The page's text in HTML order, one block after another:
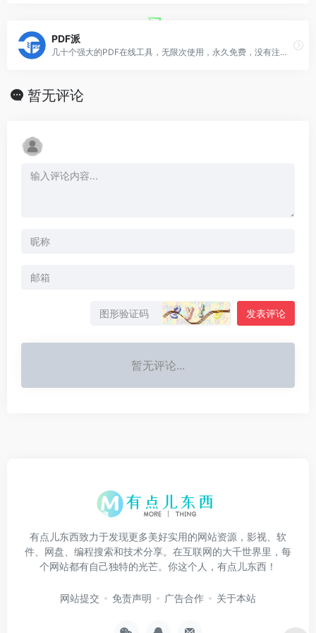
PDF派
几十个强大的PDF在线工具，无限次使用，永久免费，没有注册入口，人人都是VIP！
暂无评论
发表评论
暂无评论...
有点儿东西致力于发现更多美好实用的网站资源，影视、软
件、网盘、编程搜索和技术分享。在互联网的大千世界里，每
个网站都有自己独特的光芒。你这个人，有点儿东西！
网站提交 免责声明 广告合作 关于本站